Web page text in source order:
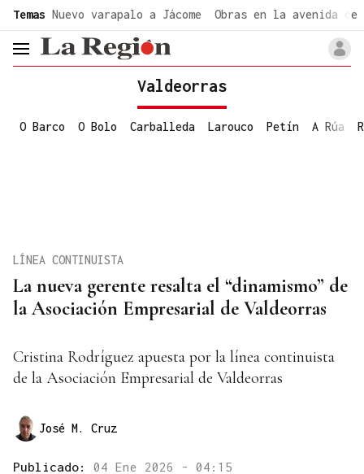
Temas Nuevo varapalo a Jácome Obras en la avenida de
header.menu.open
Valdeorras
O Barco O Bolo Carballeda Larouco Petín A Rúa
La nueva gerente resalta el “dinamismo” de
la Asociación Empresarial de Valdeorras
LÍNEA CONTINUISTA
Cristina Rodríguez apuesta por la línea continuista
de la Asociación Empresarial de Valdeorras
José M. Cruz
Publicado: 04 Ene 2026 - 04:15